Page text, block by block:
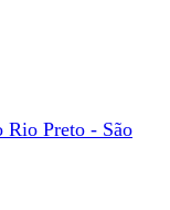
Rio Preto - São